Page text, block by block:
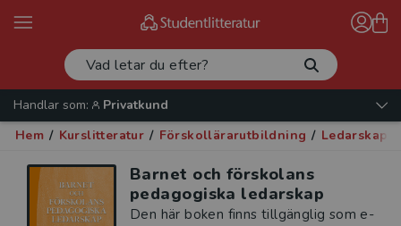
Handlar som:
Privatkund
Hem / Kurslitteratur / Förskollärarutbildning / Ledarskap
Barnet och förskolans
pedagogiska ledarskap
Den här boken finns tillgänglig som e-